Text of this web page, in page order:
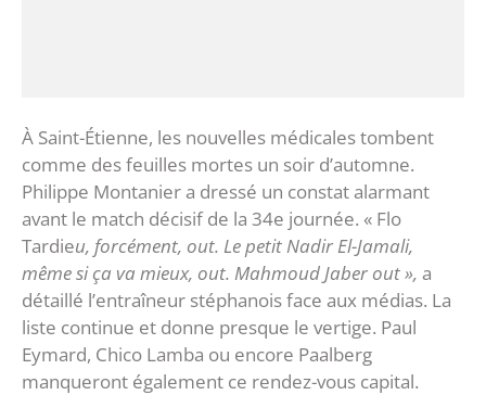
‎À Saint-Étienne, les nouvelles médicales tombent
comme des feuilles mortes un soir d’automne.
Philippe Montanier a dressé un constat alarmant
avant le match décisif de la 34e journée. « Flo
Tardieu, forcément, out. Le petit Nadir El-Jamali,
même si ça va mieux, out. Mahmoud Jaber out », a
détaillé l’entraîneur stéphanois face aux médias. ‎La
liste continue et donne presque le vertige. Paul
Eymard, Chico Lamba ou encore Paalberg
manqueront également ce rendez-vous capital.